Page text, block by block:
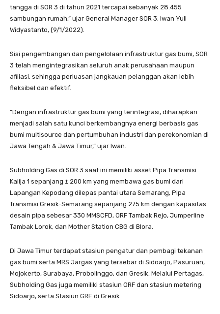
tangga di SOR 3 di tahun 2021 tercapai sebanyak 28.455
sambungan rumah,” ujar General Manager SOR 3, Iwan Yuli
Widyastanto, (9/1/2022).
Sisi pengembangan dan pengelolaan infrastruktur gas bumi, SOR
3 telah mengintegrasikan seluruh anak perusahaan maupun
afiliasi, sehingga perluasan jangkauan pelanggan akan lebih
fleksibel dan efektif.
“Dengan infrastruktur gas bumi yang terintegrasi, diharapkan
menjadi salah satu kunci berkembangnya energi berbasis gas
bumi multisource dan pertumbuhan industri dan perekonomian di
Jawa Tengah & Jawa Timur,” ujar Iwan.
Subholding Gas di SOR 3 saat ini memiliki asset Pipa Transmisi
Kalija 1 sepanjang ± 200 km yang membawa gas bumi dari
Lapangan Kepodang dilepas pantai utara Semarang, Pipa
Transmisi Gresik-Semarang sepanjang 275 km dengan kapasitas
desain pipa sebesar 330 MMSCFD, ORF Tambak Rejo, Jumperline
Tambak Lorok, dan Mother Station CBG di Blora.
Di Jawa Timur terdapat stasiun pengatur dan pembagi tekanan
gas bumi serta MRS Jargas yang tersebar di Sidoarjo, Pasuruan,
Mojokerto, Surabaya, Probolinggo, dan Gresik. Melalui Pertagas,
Subholding Gas juga memiliki stasiun ORF dan stasiun metering
Sidoarjo, serta Stasiun GRE di Gresik.